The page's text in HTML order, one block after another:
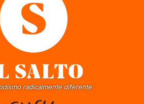
radicalmente diferente